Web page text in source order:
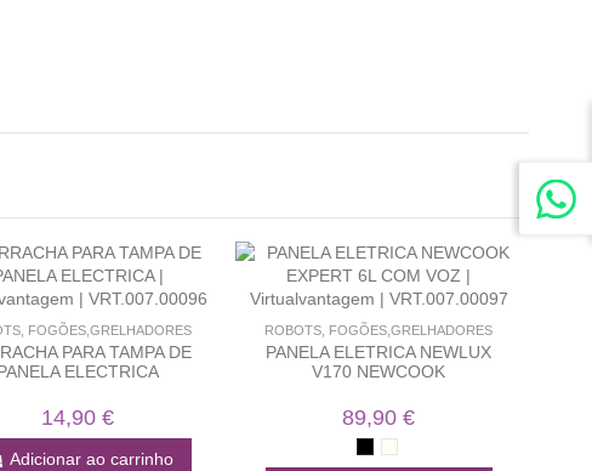
FOGÕES,GRELHADORES
PARA TAMPA DE
ELECTRICA
14,90 €
Adicionar ao carrinho
ROBOTS, FOGÕES,GRELHADORES
PANELA ELETRICA NEWLUX
V170 NEWCOOK
89,90 €